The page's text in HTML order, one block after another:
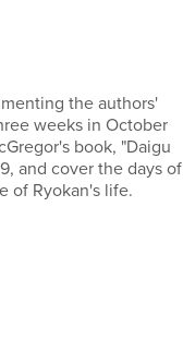
the authors'
weeks in October
book, "Daigu
and cover the days of
of Ryokan's life.